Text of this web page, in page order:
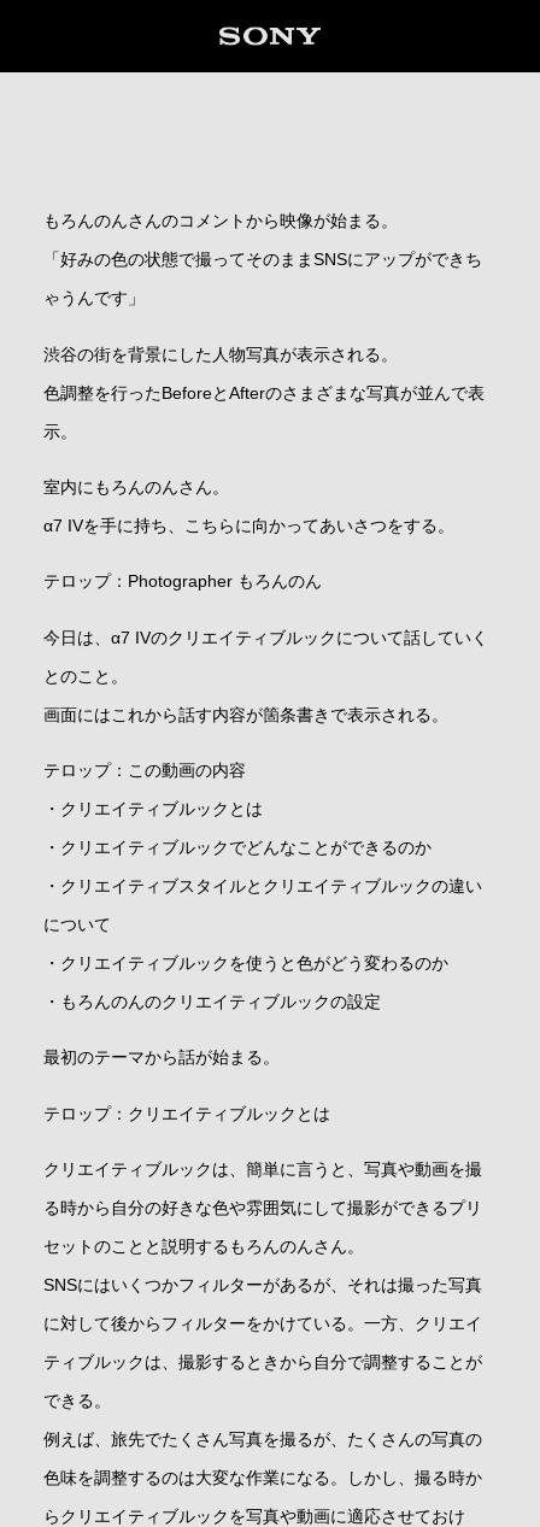
もろんのんさんのコメントから映像が始まる。
「好みの色の状態で撮ってそのままSNSにアップができち
ゃうんです」
渋谷の街を背景にした人物写真が表示される。
色調整を行ったBeforeとAfterのさまざまな写真が並んで表
示。
室内にもろんのんさん。
α7 IVを手に持ち、こちらに向かってあいさつをする。
テロップ：Photographer もろんのん
今日は、α7 IVのクリエイティブルックについて話していく
とのこと。
画面にはこれから話す内容が箇条書きで表示される。
テロップ：この動画の内容
・クリエイティブルックとは
・クリエイティブルックでどんなことができるのか
・クリエイティブスタイルとクリエイティブルックの違い
について
・クリエイティブルックを使うと色がどう変わるのか
・もろんのんのクリエイティブルックの設定
最初のテーマから話が始まる。
テロップ：クリエイティブルックとは
クリエイティブルックは、簡単に言うと、写真や動画を撮
る時から自分の好きな色や雰囲気にして撮影ができるプリ
セットのことと説明するもろんのんさん。
SNSにはいくつかフィルターがあるが、それは撮った写真
に対して後からフィルターをかけている。一方、クリエイ
ティブルックは、撮影するときから自分で調整することが
できる。
例えば、旅先でたくさん写真を撮るが、たくさんの写真の
色味を調整するのは大変な作業になる。しかし、撮る時か
らクリエイティブルックを写真や動画に適応させておけ